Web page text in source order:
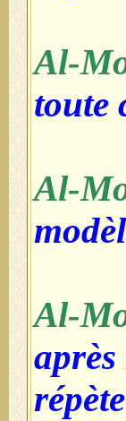
Al-
toute
Al-
Al-
répète